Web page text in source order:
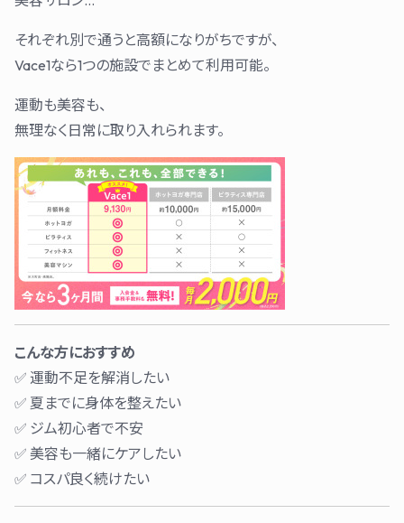
それぞれ別で通うと高額になりがちですが、
Vace1なら1つの施設でまとめて利用可能。
運動も美容も、
無理なく日常に取り入れられます。
こんな方におすすめ
✅ 運動不足を解消したい
✅ 夏までに身体を整えたい
✅ ジム初心者で不安
✅ 美容も一緒にケアしたい
✅ コスパ良く続けたい